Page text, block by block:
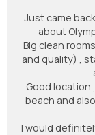
Just came
about
Big clean
and quality) ,
Good location
beach and
I would